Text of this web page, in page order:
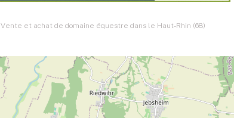
Vente et achat de domaine équestre dans le Haut-Rhin (68)